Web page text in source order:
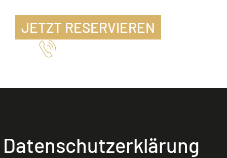
JETZT RESERVIEREN
Datenschutz­erklärung